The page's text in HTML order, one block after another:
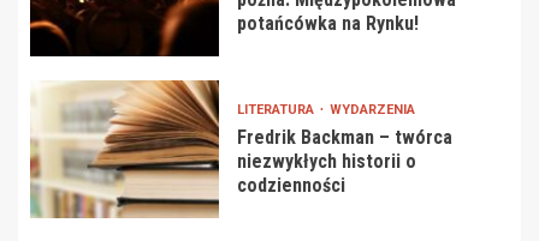
potańcówka na Rynku!
LITERATURA WYDARZENIA
Fredrik Backman – twórca
niezwykłych historii o
codzienności